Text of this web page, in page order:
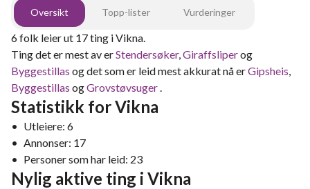
Oversikt Topp-lister Vurderinger
6folk leier ut 17ting iVikna.
Ting det er mest av erStendersøker,Giraffsliperog
Byggestillas og det som er leid mest akkurat nå erGipsheis,
Byggestillas ogGrovstøvsuger.
Statistikk forVikna
• Utleiere: 6
• Annonser: 17
• Personer som har leid: 23
Nylig aktive ting i Vikna